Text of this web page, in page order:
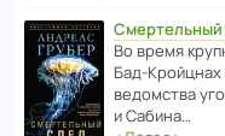
Смертельный
Во время
ведомства
и Сабина…